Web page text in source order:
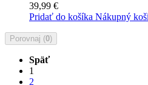
39,99 €
Pridať do košíka Nákupný
Porovnaj (0)
Späť
1
2